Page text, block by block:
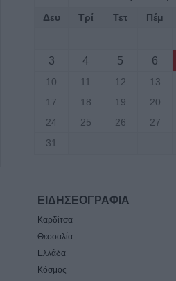
Ιτέα, Άγιο Γεώργιο,
Κρανιά, Καππά, Φύλλο
6 Αυγούστου 2026, 15:00
Δευ Τρί Τετ Πέμ
3
4 5 6
10
11 12 13
17
18 19 20
24
25 26 27
31
ΕΙΔΗΣΕΟΓΡΑΦΙΑ
Καρδίτσα
Θεσσαλία
Ελλάδα
Κόσμος